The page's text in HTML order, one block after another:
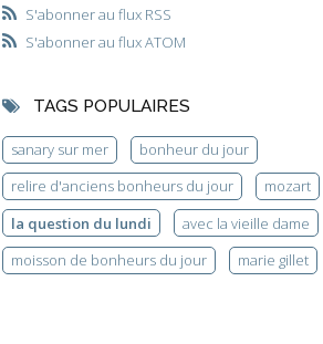
S'abonner au flux RSS
S'abonner au flux ATOM
TAGS POPULAIRES
sanary sur mer
bonheur du jour
relire d'anciens bonheurs du jour
mozart
la question du lundi
avec la vieille dame
moisson de bonheurs du jour
marie gillet